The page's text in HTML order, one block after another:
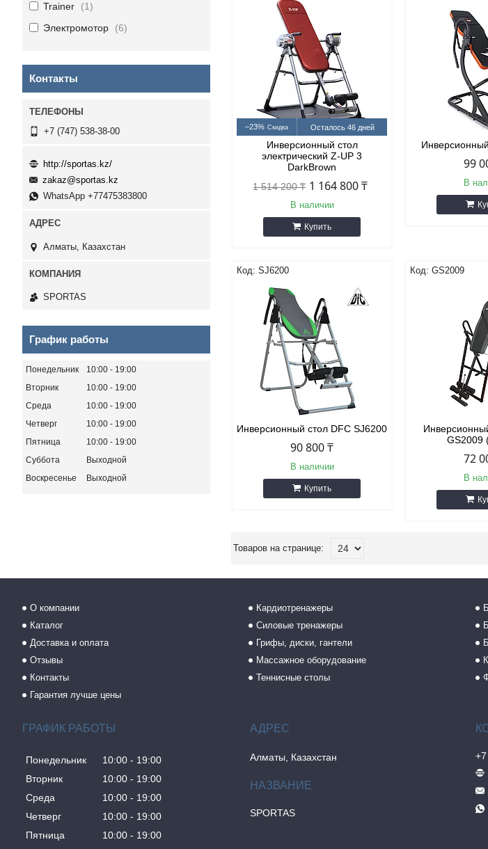
–23% Осталось 46 дней
Инверсионный стол
электрический Z-UP 3
DarkBrown
1 514 200 ₸ 1 164 800 ₸
В наличии
Купить
99
В
SJ6200
Инверсионный стол DFC SJ6200
90 800 ₸
В наличии
Купить
GS2009
GS2009
72
В
Trainer
1
Электромотор
6
Контакты
+7 (747) 538-38-00
http://sportas.kz/
zakaz@sportas.kz
WhatsApp +77475383800
Алматы, Казахстан
SPORTAS
График работы
Понедельник 10:00
19:00
Вторник
10:00
19:00
Среда
10:00
19:00
Четверг
10:00
19:00
Пятница
10:00
19:00
Суббота
Выходной
Воскресенье
Выходной
О компании
Каталог
Доставка и оплата
Отзывы
Контакты
Гарантия лучше цены
Кардиотренажеры
Силовые тренажеры
Грифы, диски, гантели
Массажное оборудование
Теннисные столы
ГРАФИК РАБОТЫ
Понедельник 10:00
19:00
Вторник
10:00
19:00
Среда
10:00
19:00
Четверг
10:00
19:00
Пятница
10:00
19:00
Алматы, Казахстан
SPORTAS